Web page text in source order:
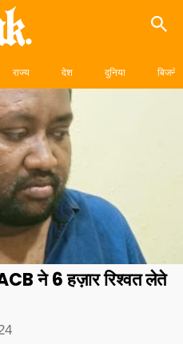
राज्य देश दुनिया बिजनेस
ने 6 हज़ार रिश्वत लेते